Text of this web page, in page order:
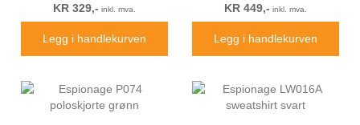
KR 329,- inkl. mva.
Legg i handlekurven
KR 449,- inkl. mva.
Legg i handlekurven